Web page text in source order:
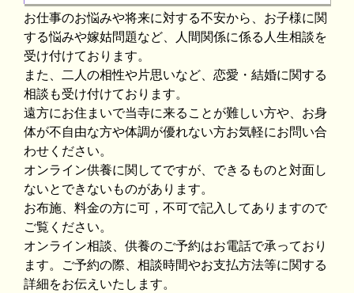
お仕事のお悩みや将来に対する不安から、お子様に関
する悩みや嫁姑問題など、人間関係に係る人生相談を
受け付けております。
また、二人の相性や片思いなど、恋愛・結婚に関する
相談も受け付けております。
遠方にお住まいで当寺に来ることが難しい方や、お身
体が不自由な方や体調が優れない方お気軽にお問い合
わせください。
オンライン供養に関してですが、できるものと対面し
ないとできないものがあります。
お布施、料金の方に可，不可で記入してありますので
ご覧ください。
オンライン相談、供養のご予約はお電話で承っており
ます。ご予約の際、相談時間やお支払方法等に関する
詳細をお伝えいたします。